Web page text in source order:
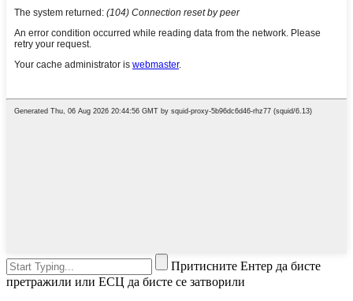
Притисните Ентер да бисте
претражили или ЕСЦ да бисте се затворили